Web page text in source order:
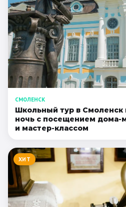
Санкт-Петербург
Золотое кольцо
СМОЛЕНСК
Школьный тур в Смоленск
ночь с посещением дома-
и мастер-классом
ХИТ